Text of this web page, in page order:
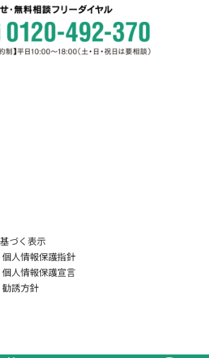
づく表示
人情報保護指針
人情報保護宣言
誘方針